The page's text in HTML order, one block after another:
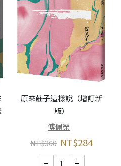
原來莊子這樣說（增訂新
版）
傅佩榮
NT$360 NT$284